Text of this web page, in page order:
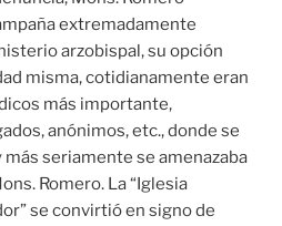
extremadamente
arzobispal, su opción
misma, cotidianamente eran
más importante,
anónimos, etc., donde se
más seriamente se amenazaba
Romero. La “Iglesia
se convirtió en signo de